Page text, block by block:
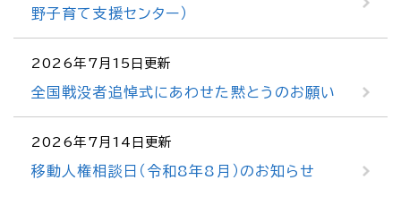
野子育て支援センター）
2026年7月15日更新
全国戦没者追悼式にあわせた黙とうのお願い
2026年7月14日更新
移動人権相談日（令和8年8月）のお知らせ